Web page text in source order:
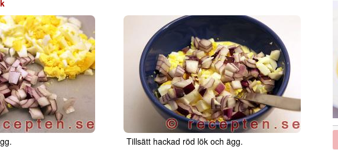
Tillsätt hackad röd lök och ägg.